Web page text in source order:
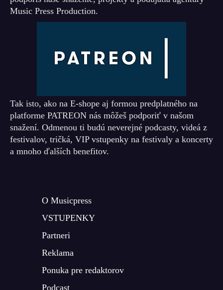
Music Press Production.
Tak isto, ako na E-shope aj formou predplatného na
platforme PATREON nás môžeš podporiť v našom
snažení. Odmenou ti budú neverejné podcasty, videá z
festivalov, tričká, VIP vstupenky na festivaly a koncerty
a mnoho ďalších benefitov.
O Musicpress
VSTUPENKY
Partneri
Reklama
Ponuka pre redaktorov
Podcast